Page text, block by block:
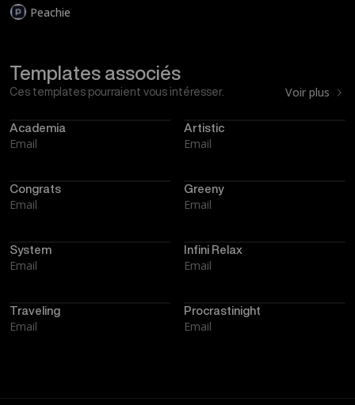
Peachie
Templates associés
Ces templates pourraient vous intéresser. Voir plus
Academia
Email
Artistic
Email
Congrats
Email
Greeny
Email
System
Email
Infini Relax
Email
Traveling
Email
Procrastinight
Email